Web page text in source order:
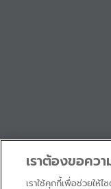
เราต้องขอคว
เราใช้คุกกี้เพื่อช่วยให้